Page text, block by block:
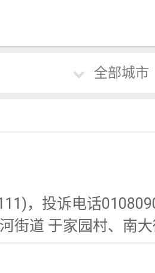
全部城市
，投诉电话
街道 于家园村、南